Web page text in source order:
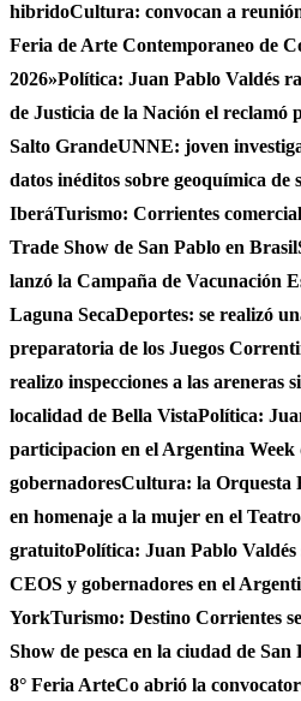
hibridoCultura: convocan a
Feria de Arte Contemporaneo de
2026»Política: Juan Pablo Valdés
de Justicia de la Nación el reclamó
Salto GrandeUNNE: joven
datos inéditos sobre geoquímica de
IberáTurismo: Corrientes
Trade Show de San Pablo en Brasil
lanzó la Campaña de Vacunación
Laguna SecaDeportes: se realizó
preparatoria de los Juegos
realizo inspecciones a las areneras
localidad de Bella VistaPolítica:
participacion en el Argentina Week
gobernadoresCultura: la Orquesta
en homenaje a la mujer en el
gratuitoPolítica: Juan Pablo
CEOS y gobernadores en el
YorkTurismo: Destino Corrientes
Show de pesca en la ciudad de San
8° Feria ArteCo abrió la